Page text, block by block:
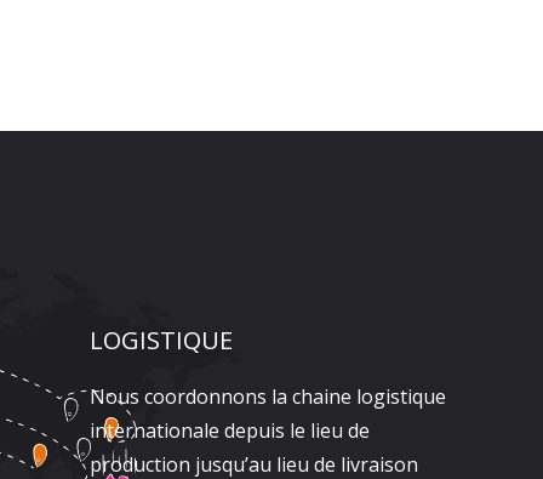
LOGISTIQUE
Nous coordonnons la chaine logistique
internationale depuis le lieu de
production jusqu’au lieu de livraison